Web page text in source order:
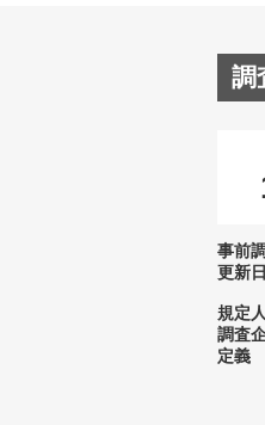
調
事前
更新日
規定
調査
定義